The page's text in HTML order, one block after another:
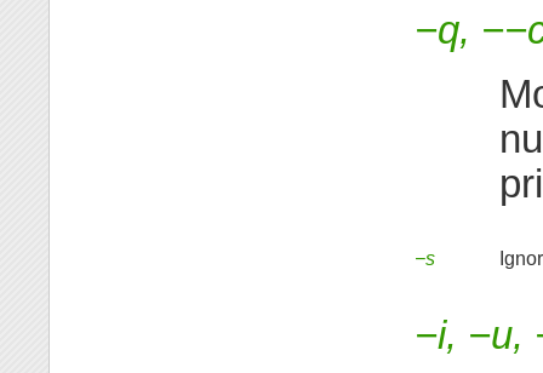
−q,
−s
−i, −u,